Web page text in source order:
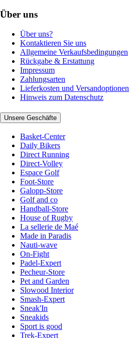
Über uns
Über uns?
Kontaktieren Sie uns
Allgemeine Verkaufsbedingungen
Rückgabe & Erstattung
Impressum
Zahlungsarten
Lieferkosten und Versandoptionen
Hinweis zum Datenschutz
Unsere Geschäfte
Basket-Center
Daily Bikers
Direct Running
Direct-Volley
Espace Golf
Foot-Store
Galopp-Store
Golf and co
Handball-Store
House of Rugby
La sellerie de Maé
Made in Paradis
Nauti-wave
On-Fight
Padel-Expert
Pecheur-Store
Pet and Garden
Slowood Interior
Smash-Expert
Sneak'In
Sneakids
Sport is good
Trek-Expert